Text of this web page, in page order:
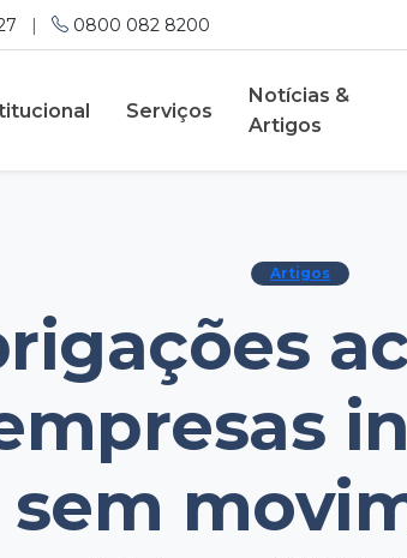
| 0800 082 8200
Serviços
Notícias &
Artigos
Artigos
sem